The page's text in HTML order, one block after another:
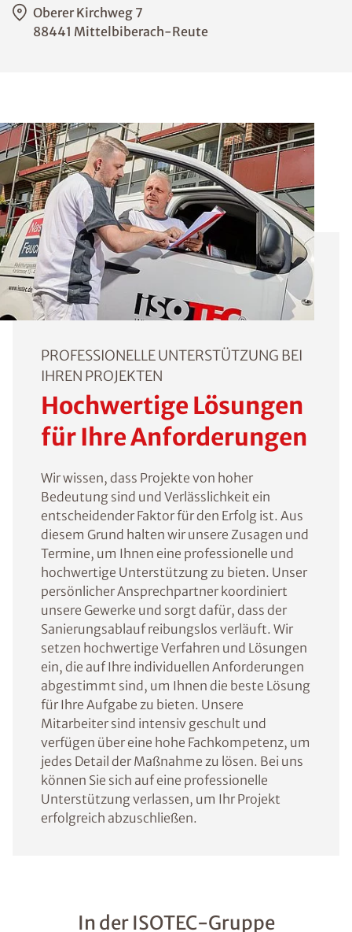
Oberer Kirchweg 7
88441 Mittelbiberach-Reute
PROFESSIONELLE UNTERSTÜTZUNG BEI
IHREN PROJEKTEN
Hochwertige Lösungen
für Ihre Anforderungen
Wir wissen, dass Projekte von hoher
Bedeutung sind und Verlässlichkeit ein
entscheidender Faktor für den Erfolg ist. Aus
diesem Grund halten wir unsere Zusagen und
Termine, um Ihnen eine professionelle und
hochwertige Unterstützung zu bieten. Unser
persönlicher Ansprechpartner koordiniert
unsere Gewerke und sorgt dafür, dass der
Sanierungsablauf reibungslos verläuft. Wir
setzen hochwertige Verfahren und Lösungen
ein, die auf Ihre individuellen Anforderungen
abgestimmt sind, um Ihnen die beste Lösung
für Ihre Aufgabe zu bieten. Unsere
Mitarbeiter sind intensiv geschult und
verfügen über eine hohe Fachkompetenz, um
jedes Detail der Maßnahme zu lösen. Bei uns
können Sie sich auf eine professionelle
Unterstützung verlassen, um Ihr Projekt
erfolgreich abzuschließen.
In der ISOTEC-Gruppe